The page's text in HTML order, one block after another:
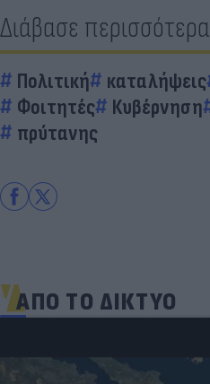
Διάβασε περισσότερα
Πολιτική καταλήψεις
Φοιτητές
Κυβέρνηση
πρύτανης
ΑΠΟ ΤΟ ΔΙΚΤΥΟ